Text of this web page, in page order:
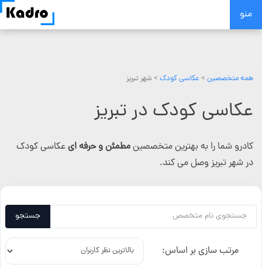
Skip
منو
همه متخصصین > عکاسی کودک > شهر تبریز
عکاسی کودک در تبریز
کادرو شما را به بهترین متخصصینمطمئن و حرفه ایعکاسی کودک
در شهر تبریز وصل می کند.
جستجو
مرتب سازی بر اساس: